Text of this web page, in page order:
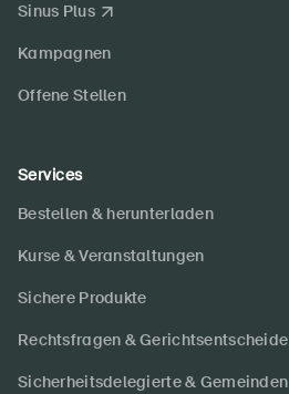
Sinus Plus
Kampagnen
Offene Stellen
Services
Bestellen & herunterladen
Kurse & Veranstaltungen
Sichere Produkte
Rechtsfragen & Gerichtsentscheide
Sicherheitsdelegierte & Gemeinden